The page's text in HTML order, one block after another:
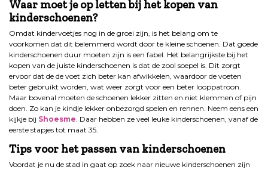
Waar moet je op letten bij het kopen van
kinderschoenen?
Omdat kindervoetjes nog in de groei zijn, is het belang om te
voorkomen dat dit belemmerd wordt door te kleine schoenen. Dat goede
kinderschoenen duur moeten zijn is een fabel. Het belangrijkste bij het
kopen van de juiste kinderschoenen is dat de zool soepel is. Dit zorgt
ervoor dat de de voet zich beter kan afwikkelen, waardoor de voeten
beter gebruikt worden, wat weer zorgt voor een beter looppatroon.
Maar bovenal moeten de schoenen lekker zitten en niet klemmen of pijn
doen. Zo kan je kindje lekker onbezorgd spelen en rennen. Neem eens een
kijkje bij Shoesme. Daar hebben ze veel leuke kinderschoenen, vanaf de
eerste stapjes tot maat 35.
Tips voor het passen van kinderschoenen
Voordat je nu de stad in gaat op zoek naar nieuwe kinderschoenen zijn